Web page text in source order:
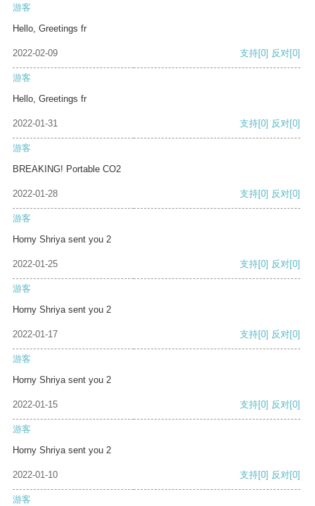
游客
Hello, Greetings fr
2022-02-09 支持[0] 反对[0]
游客
Hello, Greetings fr
2022-01-31 支持[0] 反对[0]
游客
BREAKING! Portable CO2
2022-01-28 支持[0] 反对[0]
游客
Horny Shriya sent you 2
2022-01-25 支持[0] 反对[0]
游客
Horny Shriya sent you 2
2022-01-17 支持[0] 反对[0]
游客
Horny Shriya sent you 2
2022-01-15 支持[0] 反对[0]
游客
Horny Shriya sent you 2
2022-01-10 支持[0] 反对[0]
游客